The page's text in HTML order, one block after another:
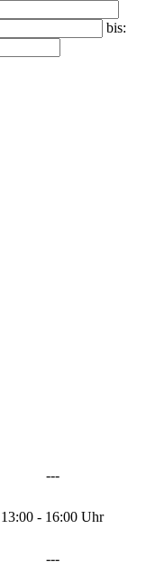
bis:
---
13:00 - 16:00 Uhr
---